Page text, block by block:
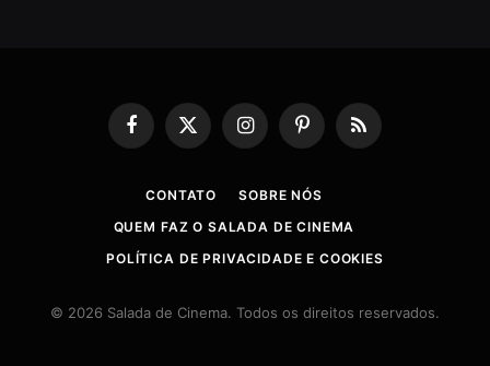
Facebook
X
(Twitter)
InstagramPinterestRSS
CONTATO
SOBRE NÓS
QUEM FAZ O SALADA DE CINEMA
POLÍTICA DE PRIVACIDADE E COOKIES
© 2026 Salada de Cinema. Todos os direitos reservados.